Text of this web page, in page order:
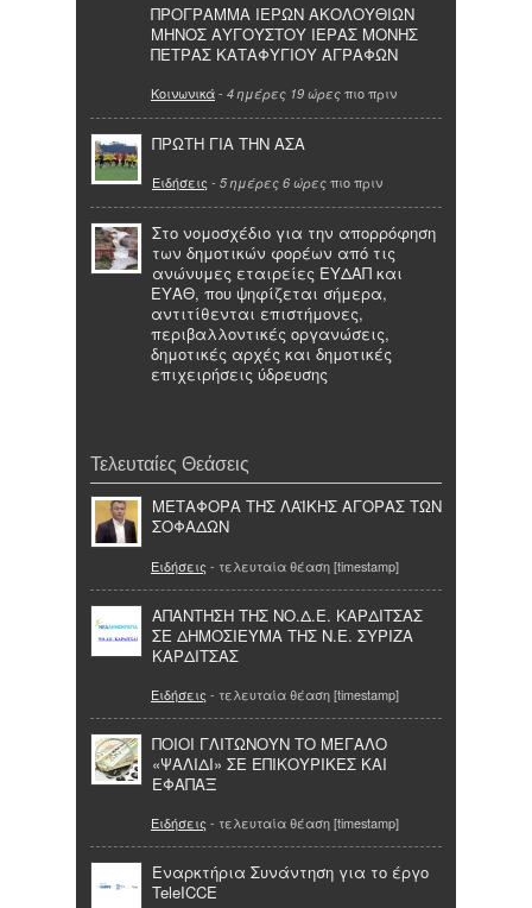
ΠΡΟΓΡΑΜΜΑ ΙΕΡΩΝ ΑΚΟΛΟΥΘΙΩΝ
ΜΗΝΟΣ ΑΥΓΟΥΣΤΟΥ ΙΕΡΑΣ ΜΟΝΗΣ
ΠΕΤΡΑΣ ΚΑΤΑΦΥΓΙΟΥ ΑΓΡΑΦΩΝ
Κοινωνικά- 4 ημέρες 19 ώρες πιο πριν
ΠΡΩΤΗ ΓΙΑ ΤΗΝ ΑΣΑ
Ειδήσεις - 5 ημέρες 6 ώρες πιο πριν
Στο νομοσχέδιο για την απορρόφηση
των δημοτικών φορέων από τις
ανώνυμες εταιρείες ΕΥΔΑΠ και
ΕΥΑΘ, που ψηφίζεται σήμερα,
αντιτίθενται επιστήμονες,
περιβαλλοντικές οργανώσεις,
δημοτικές αρχές και δημοτικές
επιχειρήσεις ύδρευσης
Τελευταίες Θεάσεις
ΜΕΤΑΦΟΡΑ ΤΗΣ ΛΑΪΚΗΣ ΑΓΟΡΑΣ ΤΩΝ
ΣΟΦΑΔΩΝ
Ειδήσεις - τελευταία θέαση [timestamp]
ΑΠΑΝΤΗΣΗ ΤΗΣ ΝΟ.Δ.Ε. ΚΑΡΔΙΤΣΑΣ
ΣΕ ΔΗΜΟΣΙΕΥΜΑ ΤΗΣ Ν.Ε. ΣΥΡΙΖΑ
ΚΑΡΔΙΤΣΑΣ
Ειδήσεις - τελευταία θέαση [timestamp]
ΠΟΙΟΙ ΓΛΙΤΩΝΟΥΝ ΤΟ ΜΕΓΑΛΟ
«ΨΑΛΙΔΙ» ΣΕ ΕΠΙΚΟΥΡΙΚΕΣ ΚΑΙ
ΕΦΑΠΑΞ
Ειδήσεις - τελευταία θέαση [timestamp]
Εναρκτήρια Συνάντηση για το έργο
TeleICCE